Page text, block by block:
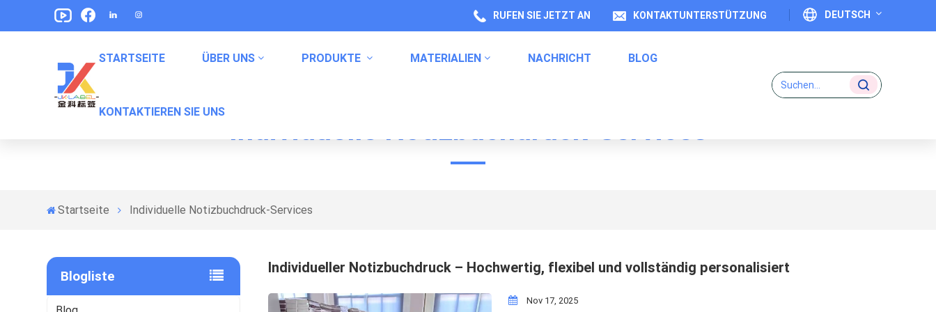
DEUTSCH
English
RUFEN SIE JETZT AN KONTAKTUNTERSTÜTZUNG
STARTSEITE ÜBER UNS PRODUKTE MATERIALIEN NACHRICHT BLOG
KONTAKTIEREN SIE UNS
Individuelle Notizbuchdruck-Services
Startseite Individuelle Notizbuchdruck-Services
Blogliste
Individueller Notizbuchdruck – Hochwertig, flexibel und vollständig personalisiert
Nov 17, 2025